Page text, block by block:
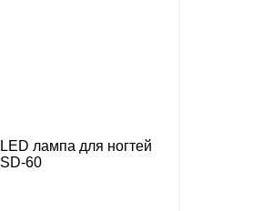
LED лампа для ногтей
SD-60